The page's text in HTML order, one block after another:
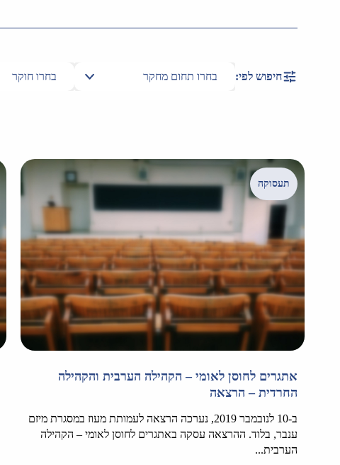
חיפוש לפי:
אתגרים לחוסן לאומי – הקהילה הערבית והקהילה
החרדית – הרצאה
ב-10 לנובמבר 2019, נערכה הרצאה לעמותת מעוז במסגרת מיזם
ענבר, בלוד. ההרצאה עסקה באתגרים לחוסן לאומי – הקהילה
הערבית...
תעסוקה